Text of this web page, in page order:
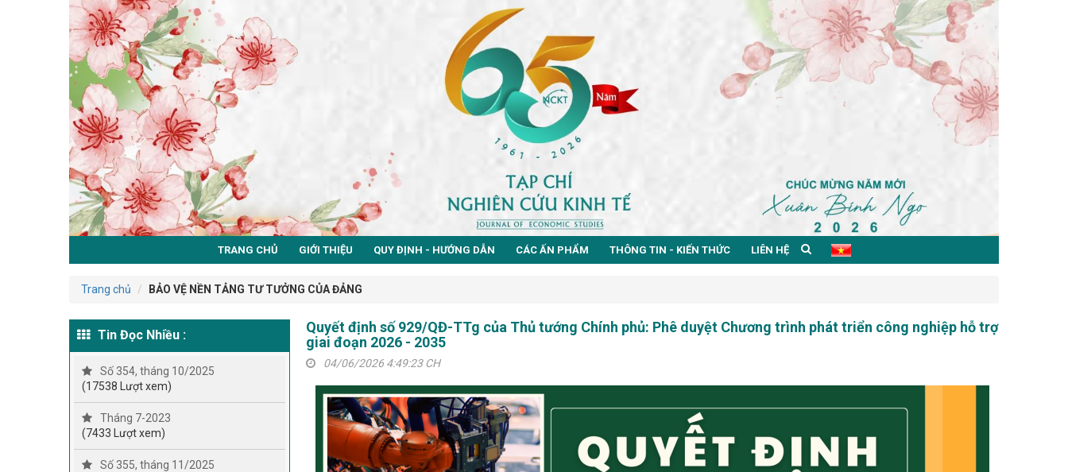
TRANG CHỦ GIỚI THIỆU QUY ĐỊNH - HƯỚNG DẪN CÁC ẤN PHẨM THÔNG TIN - KIẾN THỨC LIÊN HỆ
Trang chủ BẢO VỆ NỀN TẢNG TƯ TƯỞNG CỦA ĐẢNG
Quyết định số 929/QĐ-TTg của Thủ tướng Chính phủ: Phê duyệt Chương trình phát triển công nghiệp hỗ trợ
giai đoạn 2026 - 2035
04/06/2026 4:49:23 CH
Tin Đọc Nhiều :
Số 354, tháng 10/2025
(17538 Lượt xem)
Tháng 7-2023
(7433 Lượt xem)
Số 355, tháng 11/2025